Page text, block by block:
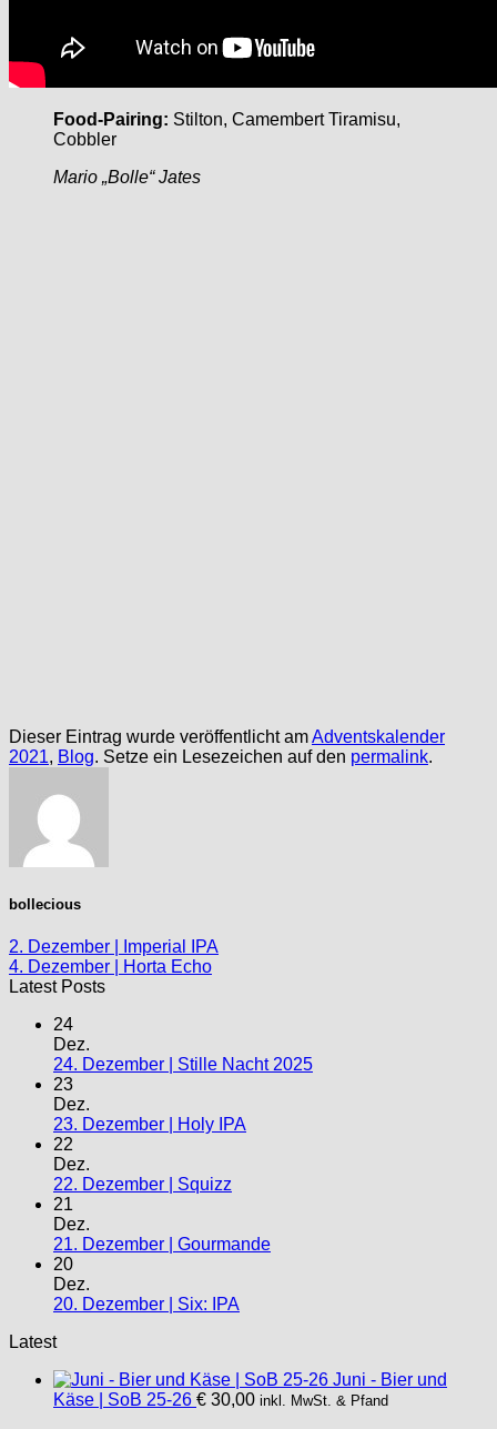
Food-Pairing: Stilton, Camembert Tiramisu,
Cobbler
Mario „Bolle“ Jates
Dieser Eintrag wurde veröffentlicht amAdventskalender
2021, Blog. Setze ein Lesezeichen auf den permalink.
bollecious
2. Dezember | Imperial IPA
4. Dezember | Horta Echo
Latest Posts
24
Dez.
24. Dezember | Stille Nacht 2025
23
Dez.
23. Dezember | Holy IPA
22
Dez.
22. Dezember | Squizz
21
Dez.
21. Dezember | Gourmande
20
Dez.
20. Dezember | Six: IPA
Latest
Juni - Bier und
Käse | SoB 25-26 € 30,00 inkl. MwSt. & Pfand